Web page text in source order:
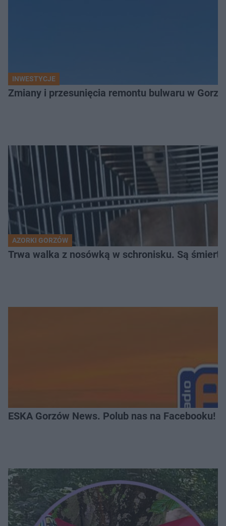
INWESTYCJE
Zmiany i przesunięcia remontu bulwaru w
AZORKI GORZÓW
Trwa walka z nosówką w schronisku. Są
ESKA Gorzów News. Polub nas na Facebooku!